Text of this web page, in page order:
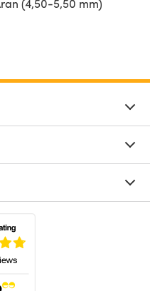
(4,50-5,50 mm)